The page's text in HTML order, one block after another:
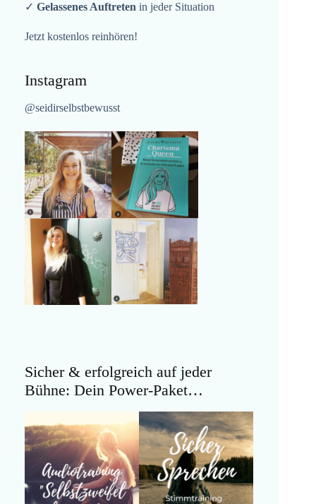
✓ Gelassenes Auftreten in jeder Situation
Jetzt kostenlos reinhören!
Instagram
@seidirselbstbewusst
Sicher & erfolgreich auf jeder
Bühne: Dein Power-Paket…